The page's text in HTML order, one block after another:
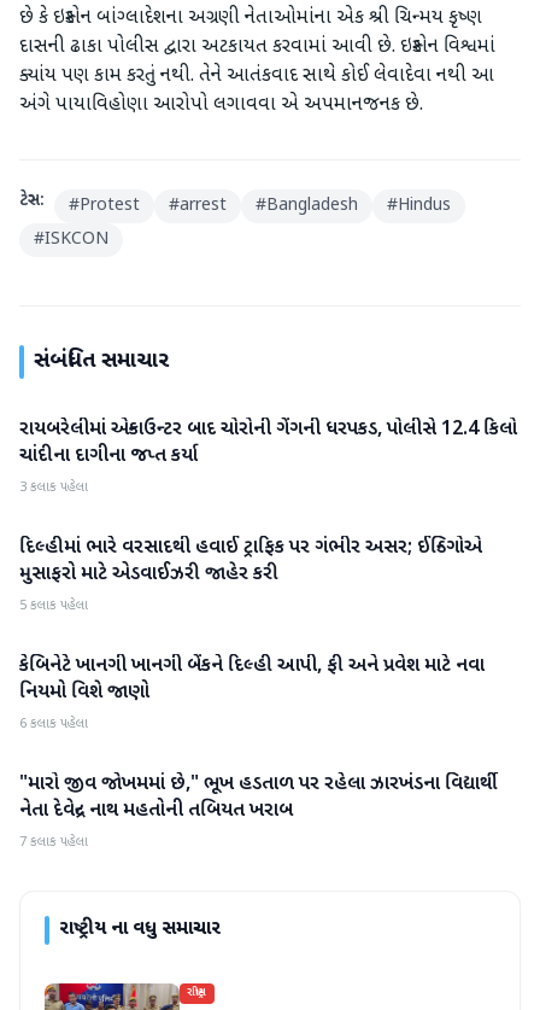
છે કે ઇસ્કોન બાંગ્લાદેશના અગ્રણી નેતાઓમાંના એક શ્રી ચિન્મય કૃષ્ણ
દાસની ઢાકા પોલીસ દ્વારા અટકાયત કરવામાં આવી છે. ઇસ્કોન વિશ્વમાં
ક્યાંય પણ કામ કરતું નથી. તેને આતંકવાદ સાથે કોઈ લેવાદેવા નથી આ
અંગે પાયાવિહોણા આરોપો લગાવવા એ અપમાનજનક છે.
ટેગ્સ: #Protest #arrest #Bangladesh #Hindus
#ISKCON
સંબંધિત સમાચાર
રાષ્ટ્રીય
રાયબરેલીમાં એન્કાઉન્ટર બાદ ચોરોની ગેંગની ધરપકડ, પોલીસે 12.4 કિલો
ચાંદીના દાગીના જપ્ત કર્યા
3 કલાક પહેલા
રાષ્ટ્રીય
દિલ્હીમાં ભારે વરસાદથી હવાઈ ટ્રાફિક પર ગંભીર અસર; ઈન્ડિગોએ
મુસાફરો માટે એડવાઈઝરી જાહેર કરી
5 કલાક પહેલા
રાષ્ટ્રીય
કેબિનેટે ખાનગી ખાનગી બેંકને દિલ્હી આપી, ફી અને પ્રવેશ માટે નવા
નિયમો વિશે જાણો
6 કલાક પહેલા
રાષ્ટ્રીય
"મારો જીવ જોખમમાં છે," ભૂખ હડતાળ પર રહેલા ઝારખંડના વિદ્યાર્થી
નેતા દેવેન્દ્ર નાથ મહતોની તબિયત ખરાબ
7 કલાક પહેલા
રાષ્ટ્રીયના વધુ સમાચાર
રાષ્ટ્રીય